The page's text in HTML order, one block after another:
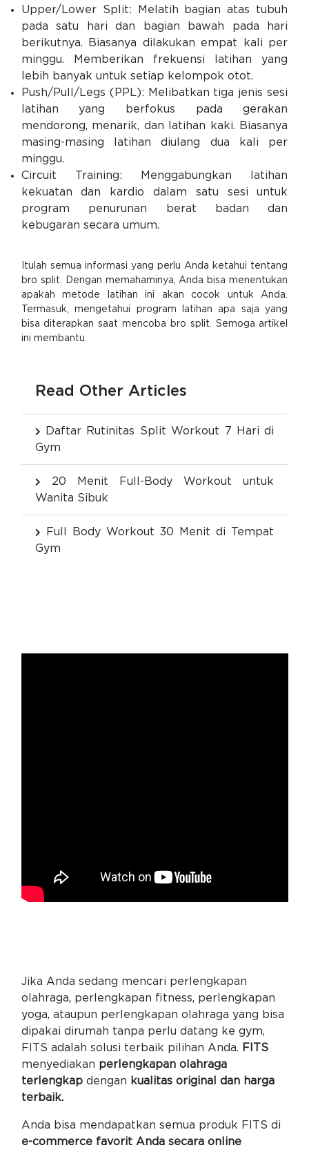
Upper/Lower Split: Melatih bagian atas tubuh
pada satu hari dan bagian bawah pada hari
berikutnya. Biasanya dilakukan empat kali per
minggu. Memberikan frekuensi latihan yang
lebih banyak untuk setiap kelompok otot.
Push/Pull/Legs (PPL): Melibatkan tiga jenis sesi
latihan yang berfokus pada gerakan
mendorong, menarik, dan latihan kaki. Biasanya
masing-masing latihan diulang dua kali per
minggu.
Circuit Training: Menggabungkan latihan
kekuatan dan kardio dalam satu sesi untuk
program penurunan berat badan dan
kebugaran secara umum.
Itulah semua informasi yang perlu Anda ketahui tentang
bro split. Dengan memahaminya, Anda bisa menentukan
apakah metode latihan ini akan cocok untuk Anda.
Termasuk, mengetahui program latihan apa saja yang
bisa diterapkan saat mencoba bro split. Semoga artikel
ini membantu.
Read Other Articles
Daftar Rutinitas Split Workout 7 Hari di
Gym
20 Menit Full-Body Workout untuk
Wanita Sibuk
Full Body Workout 30 Menit di Tempat
Gym
Jika Anda sedang mencari perlengkapan
olahraga, perlengkapan fitness, perlengkapan
yoga, ataupun perlengkapan olahraga yang bisa
dipakai dirumah tanpa perlu datang ke gym,
FITS adalah solusi terbaik pilihan Anda. FITS
menyediakan perlengkapan olahraga
terlengkapdengan kualitas original dan harga
terbaik.
Anda bisa mendapatkan semua produk FITS di
e-commerce favorit Anda secara online